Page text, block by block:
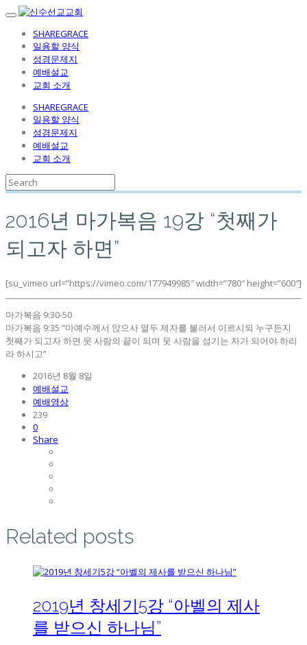
SHAREGRACE
일용할 양식
성경문제지
예배설교
교회 소개
SHAREGRACE
일용할 양식
성경문제지
예배설교
교회 소개
2016년 마가복음 19강 “첫째가
되고자 하면”
[su_vimeo url=”https://vimeo.com/177949985″ width=”780″ height=”600″]
마가복음 9:30-50
마가복음 9:35 “마예수께서 앉으사 열두 제자를 불러서 이르시되 누구든지
첫째가 되고자 하면 뭇 사람의 끝이 되며 뭇 사람을 섬기는 자가 되어야 하리
라 하시고”
2016년 8월 8일
예배설교
예배영상
239
0
Share
Related posts
2019년 창세기5강 “아벨의 제사
를 받으신 하나님”